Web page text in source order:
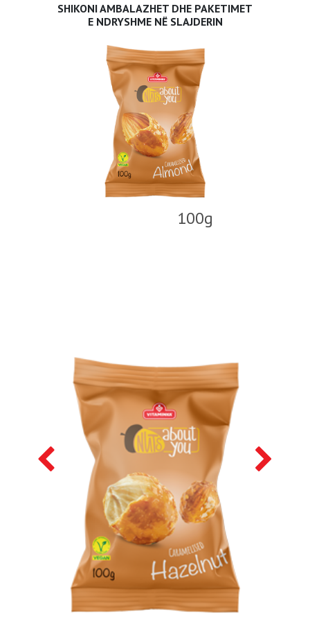
SHIKONI AMBALAZHET DHE PAKETIMET
E NDRYSHME NË SLAJDERIN
100g